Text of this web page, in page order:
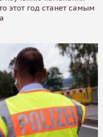
этот год станет самым